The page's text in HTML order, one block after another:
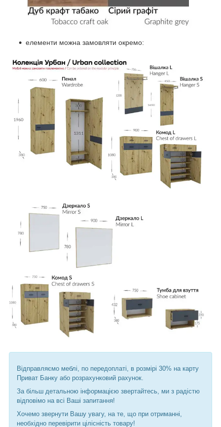
елементи можна замовляти окремо:
Відправляємо меблі, по передоплаті, в розмірі 30% на карту
Приват Банку або розрахунковий рахунок.
За більш детальною інформацією звертайтесь, ми з радістю
відповімо на всі Ваші запитання!
Хочемо звернути Вашу увагу, на те, що при отриманні,
необхідно перевірити цілісність товару!